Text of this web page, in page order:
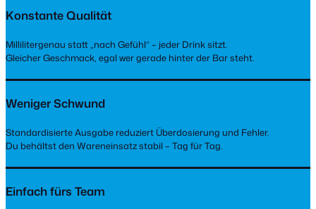
Konstante Qualität
Millilitergenau statt „nach Gefühl“ – jeder Drink sitzt.
Gleicher Geschmack, egal wer gerade hinter der Bar steht.
Weniger Schwund
Standardisierte Ausgabe reduziert Überdosierung und Fehler.
Du behältst den Wareneinsatz stabil – Tag für Tag.
Einfach fürs Team